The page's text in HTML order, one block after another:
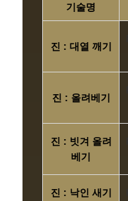
기술명
진 : 대열 깨기
진 : 올려베기
진 : 빗겨 올려
베기
진 : 낙인 새기